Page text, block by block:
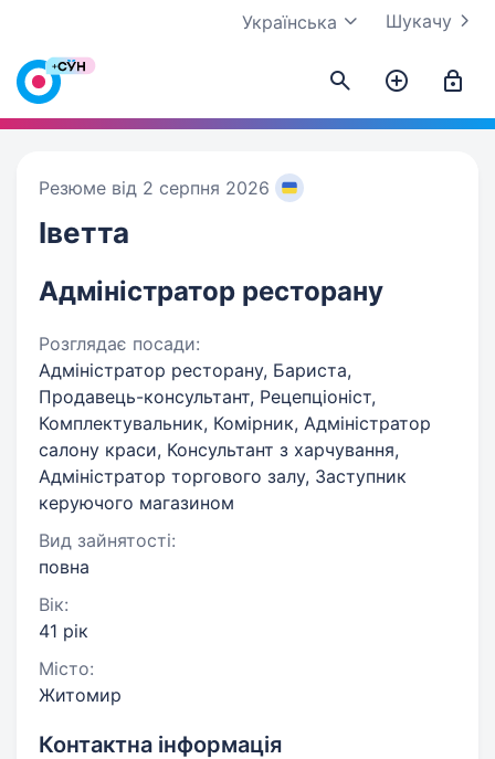
Шукачу
Українська
Резюме від 2 серпня 2026
Іветта
Адміністратор ресторану
Розглядає посади:
Адміністратор ресторану, Бариста,
Продавець-консультант, Рецепціоніст,
Комплектувальник, Комірник, Адміністратор
салону краси, Консультант з харчування,
Адміністратор торгового залу, Заступник
керуючого магазином
Вид зайнятості:
повна
Вік:
41 рік
Місто:
Житомир
Контактна інформація